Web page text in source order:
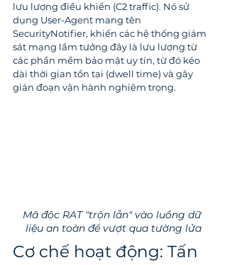
lưu lượng điều khiển (C2 traffic). Nó sử
dụng User-Agent mang tên
SecurityNotifier, khiến các hệ thống giám
sát mạng lầm tưởng đây là lưu lượng từ
các phần mềm bảo mật uy tín, từ đó kéo
dài thời gian tồn tại (dwell time) và gây
gián đoạn vận hành nghiêm trọng.
Mã độc RAT "trộn lẫn" vào luồng dữ
liệu an toàn để vượt qua tường lửa
Cơ chế hoạt động: Tấn